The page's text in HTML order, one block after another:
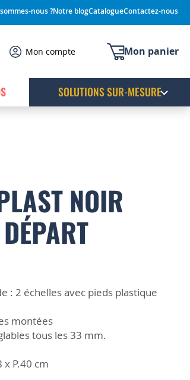
nous ?Notre blogCatalogueContactez-nous
Mon panier
Mon compte
SOLUTIONS SUR-MESURE
NOIR
: 2 échelles avec pieds plastique
montées
tous les 33 mm.
x P.40 cm